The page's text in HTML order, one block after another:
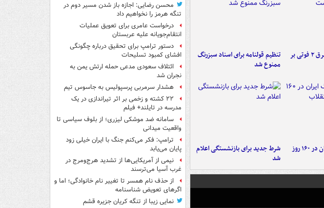
برخورد پراید با تیر برق ۲ فوتی بر
تنظیم قولنامه برای اسناد سبزرنگ
ممنوع شد
۶ دستاورد بزرگ ایران در ۱۶۰ روز
شرط جدید برای بازنشستگی اعلام
شد
محسن رضایی: اجازه باز شدن مسیر دوم در
تنگه هرمز را نخواهیم داد
درخواست عامری برای تعویق عملیات
انتقام‌جویانه علیه عربستان
دستور ترامپ برای تحقیق درباره چگونگی
افشای کمبود تسلیحات
ائتلاف سعودی مدعی حمله ارتش یمن به
نجران شد
هشدار سرمربی پرسپولیس به جاسوس تیم
۲۲ کشته و زخمی بر اثر تیراندازی در یک
مدرسه در تایلند+ فیلم
سامانه ضد موشکی لیزری؛ از بلوف سیاسی تا
واقعیت میدانی
ترامپ: فکر می‌کنم جنگ با ایران خیلی زود
پایان می‌یابد
نیمی از آمریکایی‌ها از تشدید هرج‌ومرج در
غرب آسیا می‌ترسند
از حذف نام همسر تا تغییر نام خانوادگی؛ اما و
اگرهای تعویض شناسنامه
نمایی زیبا از تنگه کریان جزیره قشم